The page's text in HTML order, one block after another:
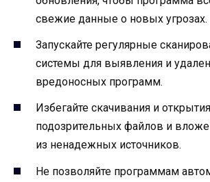
свежие данные о новых угрозах.
Запускайте регулярные
системы для выявления и
вредоносных программ.
Избегайте скачивания и открытия
подозрительных файлов и
из ненадежных источников.
Не позволяйте программам